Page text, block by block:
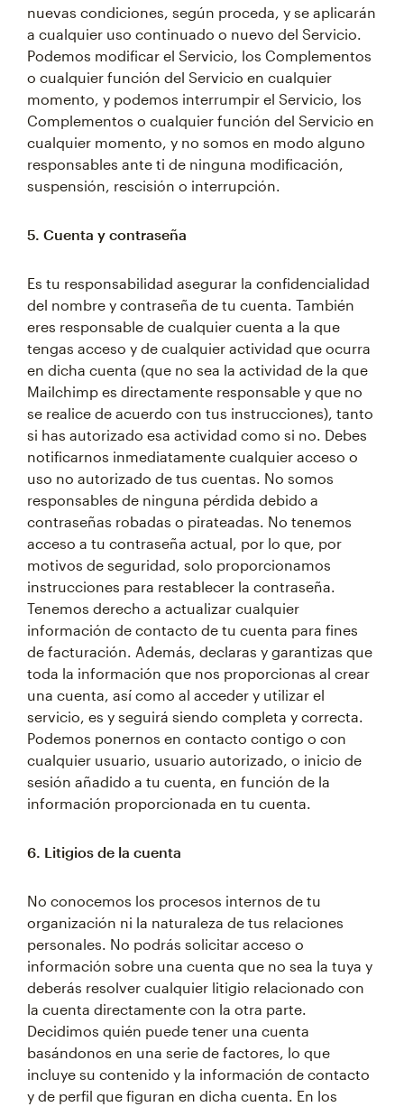
nuevas condiciones, según proceda, y se aplicarán
a cualquier uso continuado o nuevo del Servicio.
Podemos modificar el Servicio, los Complementos
o cualquier función del Servicio en cualquier
momento, y podemos interrumpir el Servicio, los
Complementos o cualquier función del Servicio en
cualquier momento, y no somos en modo alguno
responsables ante ti de ninguna modificación,
suspensión, rescisión o interrupción.
5. Cuenta y contraseña
Es tu responsabilidad asegurar la confidencialidad
del nombre y contraseña de tu cuenta. También
eres responsable de cualquier cuenta a la que
tengas acceso y de cualquier actividad que ocurra
en dicha cuenta (que no sea la actividad de la que
Mailchimp es directamente responsable y que no
se realice de acuerdo con tus instrucciones), tanto
si has autorizado esa actividad como si no. Debes
notificarnos inmediatamente cualquier acceso o
uso no autorizado de tus cuentas. No somos
responsables de ninguna pérdida debido a
contraseñas robadas o pirateadas. No tenemos
acceso a tu contraseña actual, por lo que, por
motivos de seguridad, solo proporcionamos
instrucciones para restablecer la contraseña.
Tenemos derecho a actualizar cualquier
información de contacto de tu cuenta para fines
de facturación. Además, declaras y garantizas que
toda la información que nos proporcionas al crear
una cuenta, así como al acceder y utilizar el
servicio, es y seguirá siendo completa y correcta.
Podemos ponernos en contacto contigo o con
cualquier usuario, usuario autorizado, o inicio de
sesión añadido a tu cuenta, en función de la
información proporcionada en tu cuenta.
6. Litigios de la cuenta
No conocemos los procesos internos de tu
organización ni la naturaleza de tus relaciones
personales. No podrás solicitar acceso o
información sobre una cuenta que no sea la tuya y
deberás resolver cualquier litigio relacionado con
la cuenta directamente con la otra parte.
Decidimos quién puede tener una cuenta
basándonos en una serie de factores, lo que
incluye su contenido y la información de contacto
y de perfil que figuran en dicha cuenta. En los